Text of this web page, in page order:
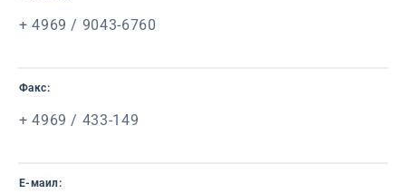
+ 4969 / 9043-6760
Факс:
+ 4969 / 433-149
Е-маил: